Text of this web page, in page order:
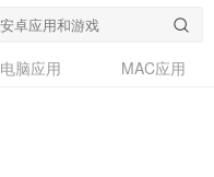
电脑应用
MAC应用